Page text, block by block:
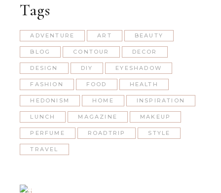
Tags
ADVENTURE ART BEAUTY
BLOG CONTOUR DECOR
DESIGN DIY EYESHADOW
FASHION FOOD HEALTH
HEDONISM HOME INSPIRATION
LUNCH MAGAZINE MAKEUP
PERFUME ROADTRIP STYLE
TRAVEL